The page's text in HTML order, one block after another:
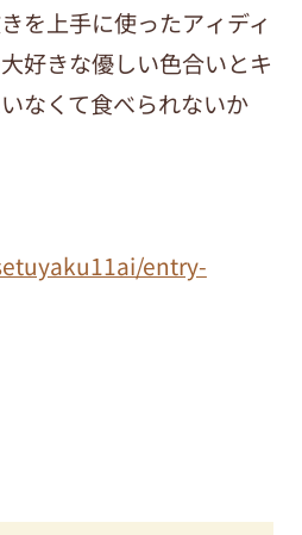
を上手に使ったアィディ
好きな優しい色合いとキ
なくて食べられないか
entry-